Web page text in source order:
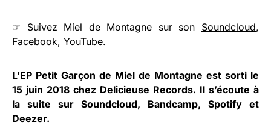
☞ Suivez Miel de Montagne sur son Soundcloud,
Facebook, YouTube.
L’EP Petit Garçon de Miel de Montagne est sorti le
15 juin 2018 chez Delicieuse Records. Il s’écoute à
la suite sur Soundcloud, Bandcamp, Spotify et
Deezer.